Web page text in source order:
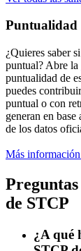
Puntualidad
¿Quieres saber
puntual? Abre la
puntualidad de
puedes
puntual o con
generan en
de los datos
Más
de STCP
¿A qué